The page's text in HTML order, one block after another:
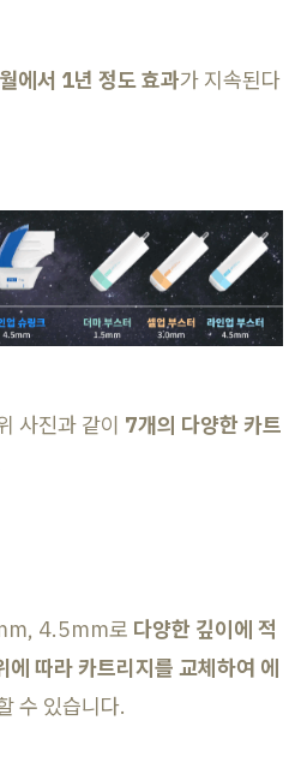
에서 1년 정도 효과가 지속된다
사진과 같이 7개의 다양한 카트
4.5mm로 다양한 깊이에 적
에 따라 카트리지를 교체하여 에
수 있습니다.